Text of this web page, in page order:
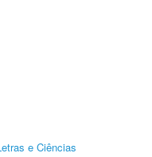
e Ciências